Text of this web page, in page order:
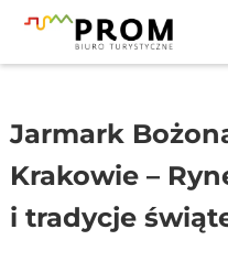
Jarmark
Krakowie –
i tradycje